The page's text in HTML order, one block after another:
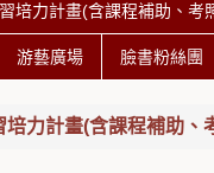
培力計畫(含課程補助、考
游藝廣場 臉書粉絲團
培力計畫(含課程補助、